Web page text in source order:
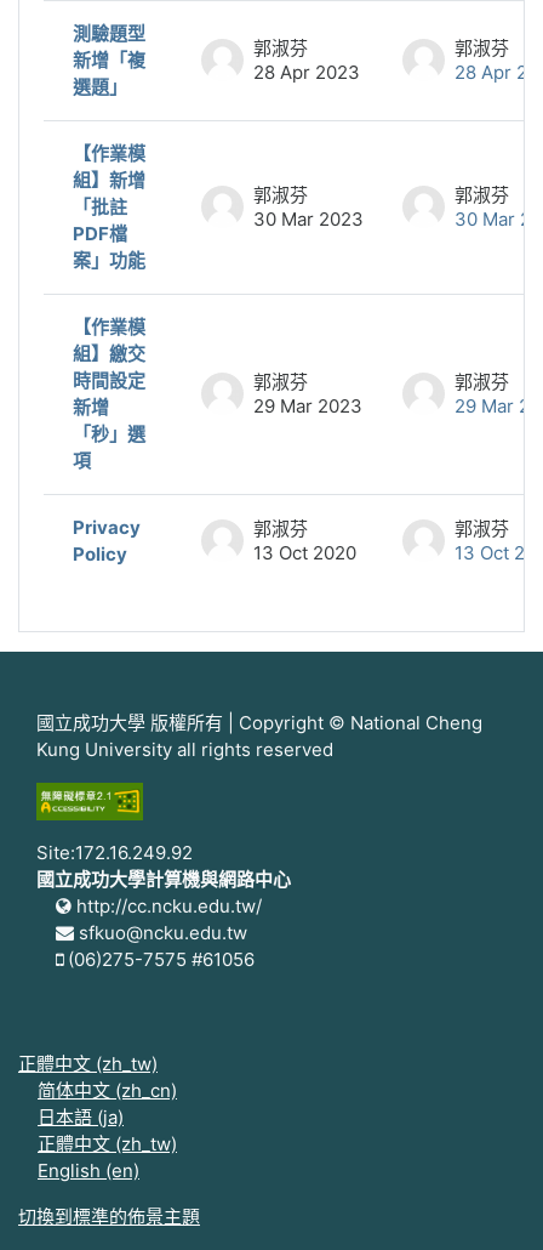
測驗題型
新增「複
選題」
郭淑芬
28 Apr 2023
郭淑芬
28 Apr
【作業模
組】新增
「批註
PDF檔
案」功能
郭淑芬
30 Mar 2023
郭淑芬
30 Mar
【作業模
組】繳交
時間設定
新增
「秒」選
項
郭淑芬
29 Mar 2023
郭淑芬
29 Mar
Privacy
Policy
郭淑芬
13 Oct 2020
郭淑芬
13 Oct
國立成功大學 版權所有 | Copyright © National Cheng
Kung University all rights reserved
Site:172.16.249.92
國立成功大學計算機與網路中心
http://cc.ncku.edu.tw/
sfkuo@ncku.edu.tw
(06)275-7575 #61056
正體中文 ‎(zh_tw)‎
简体中文 ‎(zh_cn)‎
日本語 ‎(ja)‎
正體中文 ‎(zh_tw)‎
English ‎(en)‎
切換到標準的佈景主題